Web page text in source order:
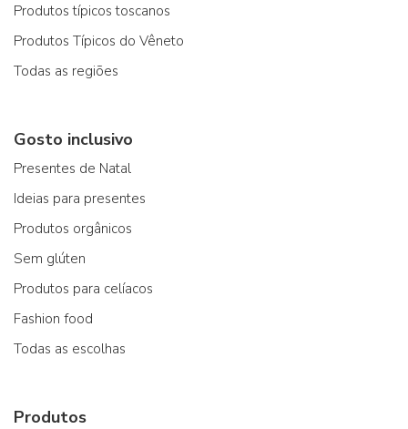
Produtos típicos toscanos
Produtos Típicos do Vêneto
Todas as regiões
Gosto inclusivo
Presentes de Natal
Ideias para presentes
Produtos orgânicos
Sem glúten
Produtos para celíacos
Fashion food
Todas as escolhas
Produtos